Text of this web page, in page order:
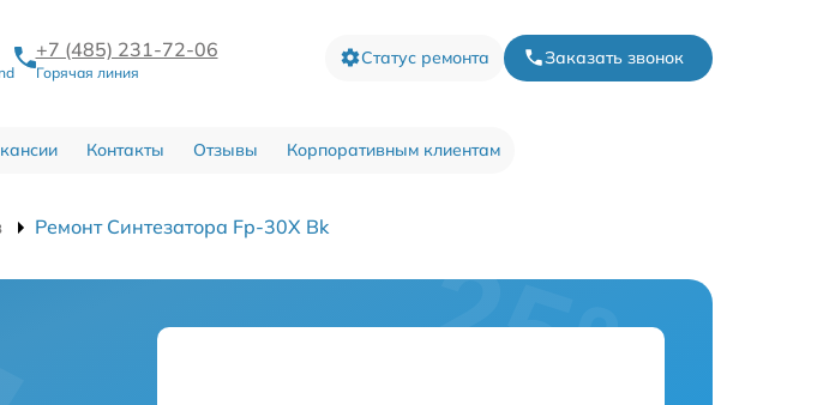
+7 (485) 231-72-06
Горячая линия
Статус ремонта Заказать звонок
Контакты Отзывы Корпоративным клиентам
Ремонт Синтезатора Fp-30X Bk